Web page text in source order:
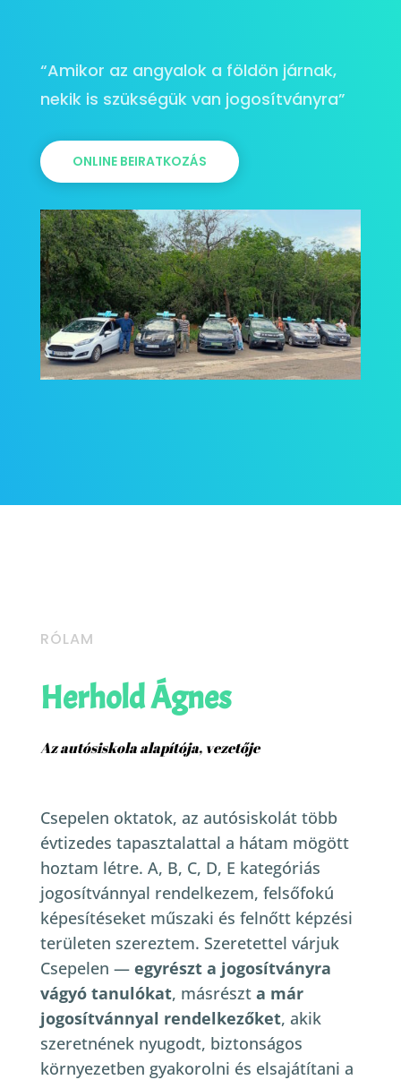
“Amikor az angyalok a földön járnak,
nekik is szükségük van jogosítványra”
ONLINE BEIRATKOZÁS
RÓLAM
Herhold Ágnes
Az autósiskola alapítója, vezetője
Csepelen oktatok, az autósiskolát több
évtizedes tapasztalattal a hátam mögött
hoztam létre. A, B, C, D, E kategóriás
jogosítvánnyal rendelkezem, felsőfokú
képesítéseket műszaki és felnőtt képzési
területen szereztem. Szeretettel várjuk
Csepelen — egyrészt a jogosítványra
vágyó tanulókat, másrészt a már
jogosítvánnyal rendelkezőket, akik
szeretnének nyugodt, biztonságos
környezetben gyakorolni és elsajátítani a